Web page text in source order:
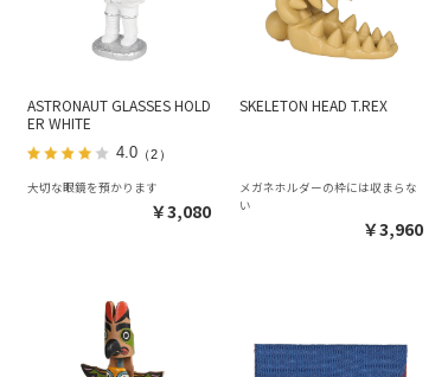
ASTRONAUT GLASSES HOLD
ER WHITE
4.0（2）
大切な眼鏡を預かります
￥3,080
SKELETON HEAD T.REX
メガネホルダーの枠には収まらな
い
￥3,960